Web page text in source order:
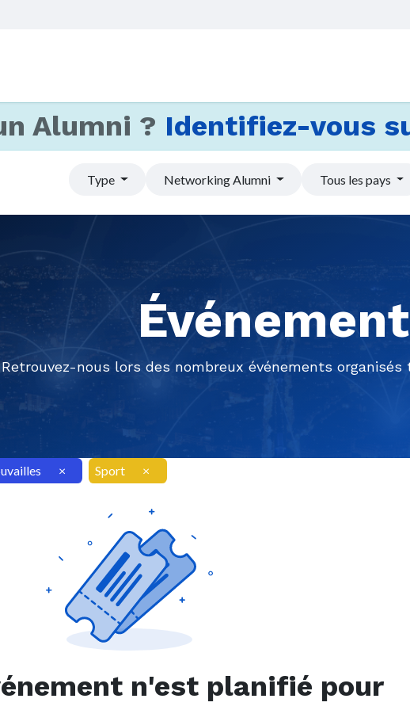
Alumni ? Identifiez-vous
Type Networking Alumni Tous les pays
Retrouvez-nous lors des nombreux événements
× Sport ×
n'est planifié pour